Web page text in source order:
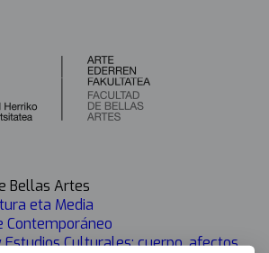
Bellas Artes
eta Media
Contemporáneo
Culturales: cuerpo, afectos,